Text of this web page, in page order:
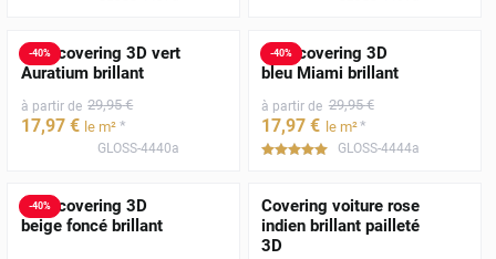
-40%
Film covering 3D vert
Auratium brillant
à partir de 29,95 €
17,97 € le m² *
GLOSS-4440a
-40%
Film covering 3D
bleu Miami brillant
à partir de 29,95 €
17,97 € le m²*
*****
GLOSS-4444a
-40%
Film covering 3D
beige foncé brillant
Covering voiture rose
indien brillant pailleté
3D